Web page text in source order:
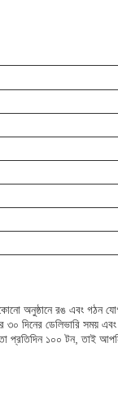
অনুষ্ঠানে রঙ এবং গঠন
৩০ দিনের ডেলিভারি
প্রতিদিন ১০০ টন, তাই